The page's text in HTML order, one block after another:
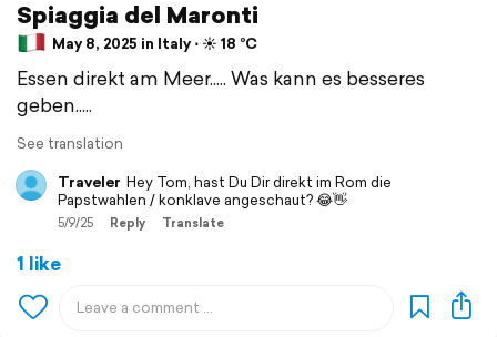
Spiaggia del Maronti
May 8, 2025 in Italy ⋅ ☀️ 18 °C
Essen direkt am Meer..... Was kann es besseres
geben.....
See translation
Traveler Hey Tom, hast Du Dir direkt im Rom die
Papstwahlen / konklave angeschaut? 😂👋
5/9/25 Reply Translate
1 like